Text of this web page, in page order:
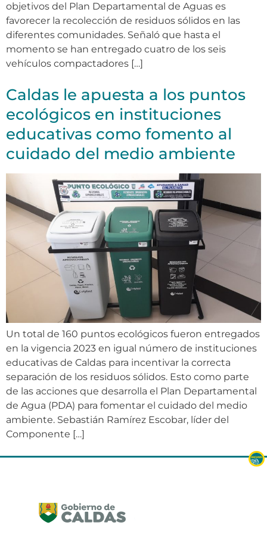
objetivos del Plan Departamental de Aguas es
favorecer la recolección de residuos sólidos en las
diferentes comunidades. Señaló que hasta el
momento se han entregado cuatro de los seis
vehículos compactadores […]
Caldas le apuesta a los puntos
ecológicos en instituciones
educativas como fomento al
cuidado del medio ambiente
Un total de 160 puntos ecológicos fueron entregados
en la vigencia 2023 en igual número de instituciones
educativas de Caldas para incentivar la correcta
separación de los residuos sólidos. Esto como parte
de las acciones que desarrolla el Plan Departamental
de Agua (PDA) para fomentar el cuidado del medio
ambiente. Sebastián Ramírez Escobar, líder del
Componente […]